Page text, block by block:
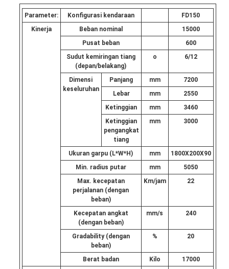
Parameter: Konfigurasi kendaraan FD1 50
Kinerja
Beban nominal
15000
Pusat beban
600
Sudut kemiringan tiang
(depan/belakang)
o 6/12
Dimensi
keseluruhan
Panjang mm
7200
Lebar
mm
2550
Ketinggian
mm
3460
Ketinggian
pengangkat
tiang
mm 3000
Ukuran garpu (L*W*H) mm
1800X200X90
Min. radius putar
mm
5050
Max. kecepatan
perjalanan (dengan
beban)
Km/jam 22
Kecepatan angkat
(dengan beban)
mm/s 240
Gradability (dengan
beban)
% 20
Berat badan Kilo
17000